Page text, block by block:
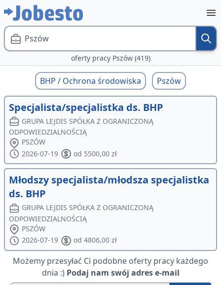
Pszów
oferty pracy Pszów (419)
BHP / Ochrona środowiska Pszów
Specjalista/specjalistka ds. BHP
GRUPA LEJDIS SPÓŁKA Z OGRANICZONĄ
ODPOWIEDZIALNOŚCIĄ
PSZÓW
2026-07-19
od 5500,00 zł
Młodszy specjalista/młodsza specjalistka
ds. BHP
GRUPA LEJDIS SPÓŁKA Z OGRANICZONĄ
ODPOWIEDZIALNOŚCIĄ
PSZÓW
2026-07-19
od 4806,00 zł
Możemy przesyłać Ci podobne oferty pracy każdego
dnia :) Podaj nam swój adres e-mail